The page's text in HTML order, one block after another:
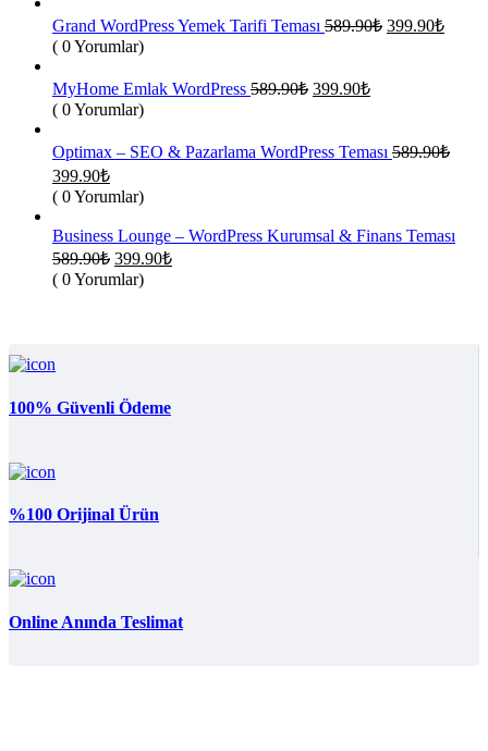
Grand WordPress Yemek Tarifi Teması 589.90₺ Orijinal
399.90₺Şu
( 0 Yorumlar)
MyHome Emlak WordPress 589.90₺ Orijinal
399.90₺Şu
399.90₺.
( 0 Yorumlar)
Optimax – SEO & Pazarlama WordPress Teması 589.90₺
Orijinal
fiyat:
399.90₺Şu
andaki
fiyat:
399.90₺.
( 0 Yorumlar)
Business Lounge – WordPress Kurumsal & Finans Teması
589.90₺ Orijinal
fiyat:
399.90₺Şu
( 0 Yorumlar)
100% Güvenli Ödeme
%100 Orijinal Ürün
Online Anında Teslimat